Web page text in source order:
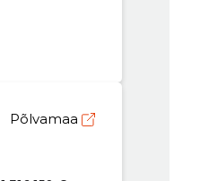
Põlvamaa